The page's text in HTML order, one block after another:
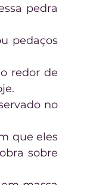
pedra
pedaços
redor de
no
que eles
sobre